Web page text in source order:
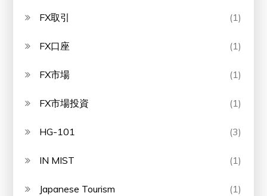
FX取引 (1)
FX口座 (1)
FX市場 (1)
FX市場投資 (1)
HG-101 (3)
IN MIST (1)
Japanese Tourism (1)